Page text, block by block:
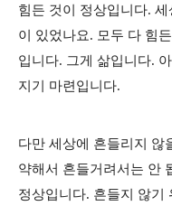
힘든 것이 정상입니다.
이 있었나요. 모두 다 힘
입니다. 그게 삶입니다.
지기 마련입니다.
다만 세상에 흔들리지 않
약해서 흔들거려서는 안
정상입니다. 흔들지 않기